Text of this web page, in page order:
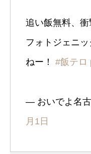
追い飯無料、衝
フォトジェニ
ねー！ #飯テロ
— おいでよ名
月1日